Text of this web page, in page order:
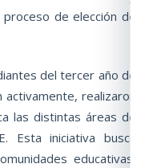
de elección de
del tercer año de
realizaron
las distintas áreas de
Esta iniciativa busca
educativas,